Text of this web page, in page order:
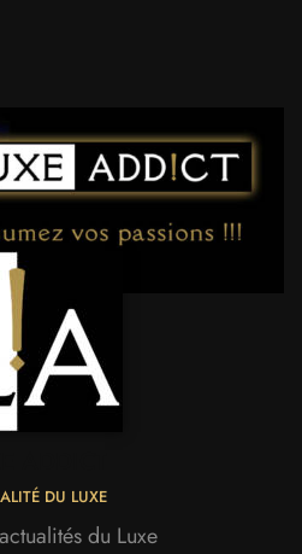
DU LUXE
du Luxe